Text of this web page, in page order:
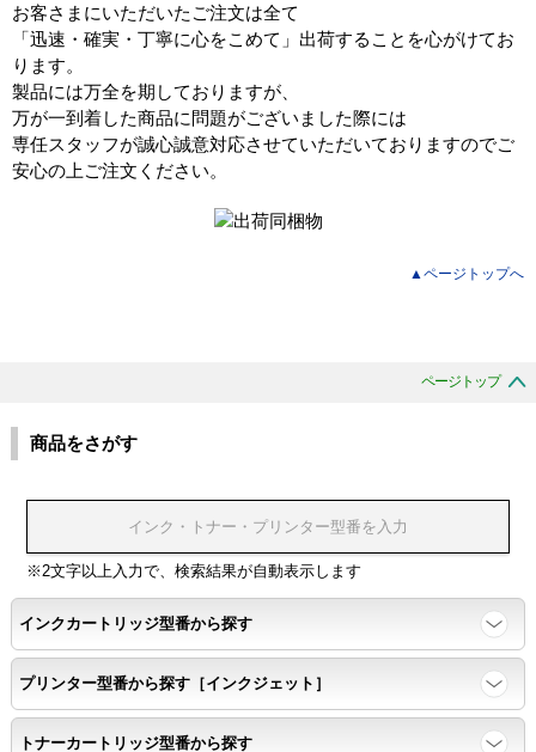
お客さまにいただいたご注文は全て
「迅速・確実・丁寧に心をこめて」出荷することを心がけてお
ります。
製品には万全を期しておりますが、
万が一到着した商品に問題がございました際には
専任スタッフが誠心誠意対応させていただいておりますのでご
安心の上ご注文ください。
▲ページトップへ
ページトップ
商品をさがす
※2文字以上入力で、検索結果が自動表示します
インクカートリッジ型番から探す
プリンター型番から探す［インクジェット］
トナーカートリッジ型番から探す